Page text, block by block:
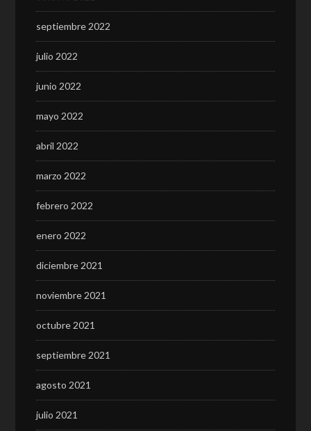
septiembre 2022
julio 2022
junio 2022
mayo 2022
abril 2022
marzo 2022
febrero 2022
enero 2022
diciembre 2021
noviembre 2021
octubre 2021
septiembre 2021
agosto 2021
julio 2021